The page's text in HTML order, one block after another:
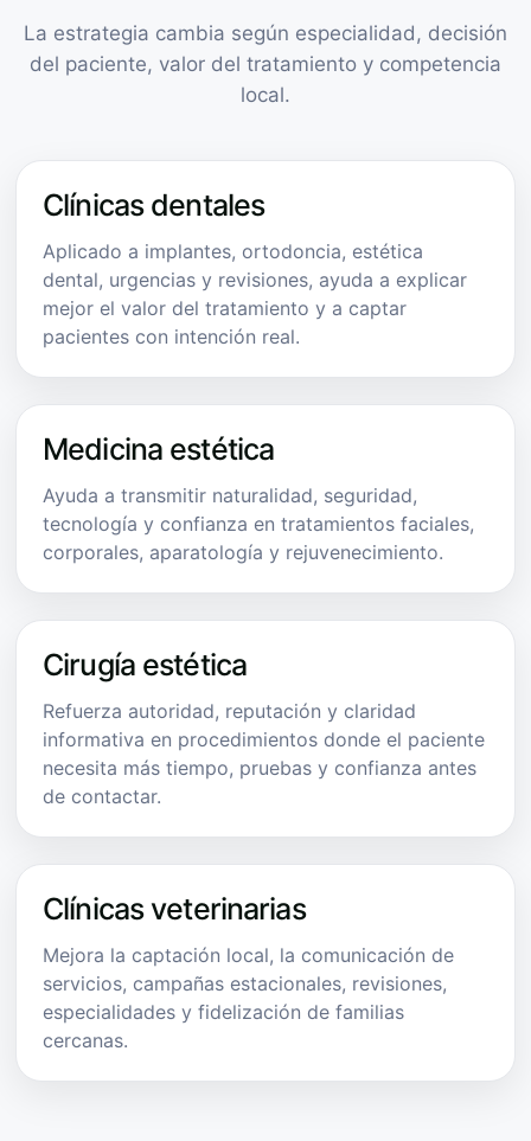
La estrategia cambia según especialidad, decisión
del paciente, valor del tratamiento y competencia
local.
Clínicas dentales
Aplicado a implantes, ortodoncia, estética
dental, urgencias y revisiones, ayuda a explicar
mejor el valor del tratamiento y a captar
pacientes con intención real.
Medicina estética
Ayuda a transmitir naturalidad, seguridad,
tecnología y confianza en tratamientos faciales,
corporales, aparatología y rejuvenecimiento.
Cirugía estética
Refuerza autoridad, reputación y claridad
informativa en procedimientos donde el paciente
necesita más tiempo, pruebas y confianza antes
de contactar.
Clínicas veterinarias
Mejora la captación local, la comunicación de
servicios, campañas estacionales, revisiones,
especialidades y fidelización de familias
cercanas.